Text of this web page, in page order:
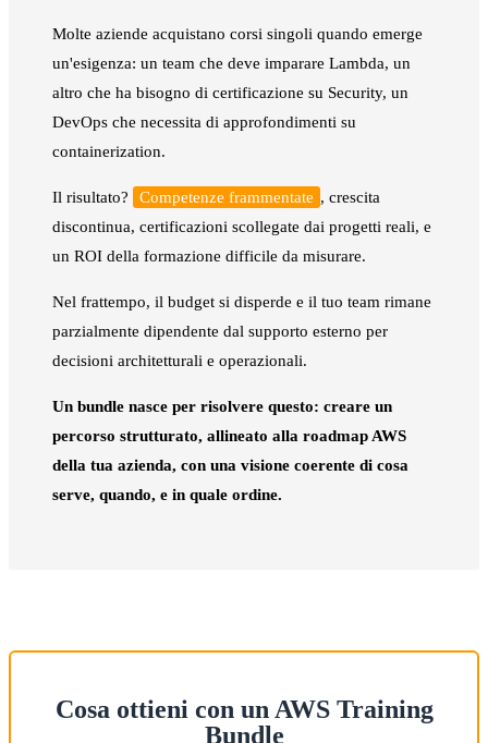
Molte aziende acquistano corsi singoli quando emerge
un'esigenza: un team che deve imparare Lambda, un
altro che ha bisogno di certificazione su Security, un
DevOps che necessita di approfondimenti su
containerization.
Il risultato? Competenze frammentate , crescita
discontinua, certificazioni scollegate dai progetti reali, e
un ROI della formazione difficile da misurare.
Nel frattempo, il budget si disperde e il tuo team rimane
parzialmente dipendente dal supporto esterno per
decisioni architetturali e operazionali.
Un bundle nasce per risolvere questo: creare un
percorso strutturato, allineato alla roadmap AWS
della tua azienda, con una visione coerente di cosa
serve, quando, e in quale ordine.
Cosa ottieni con un AWS Training
Bundle